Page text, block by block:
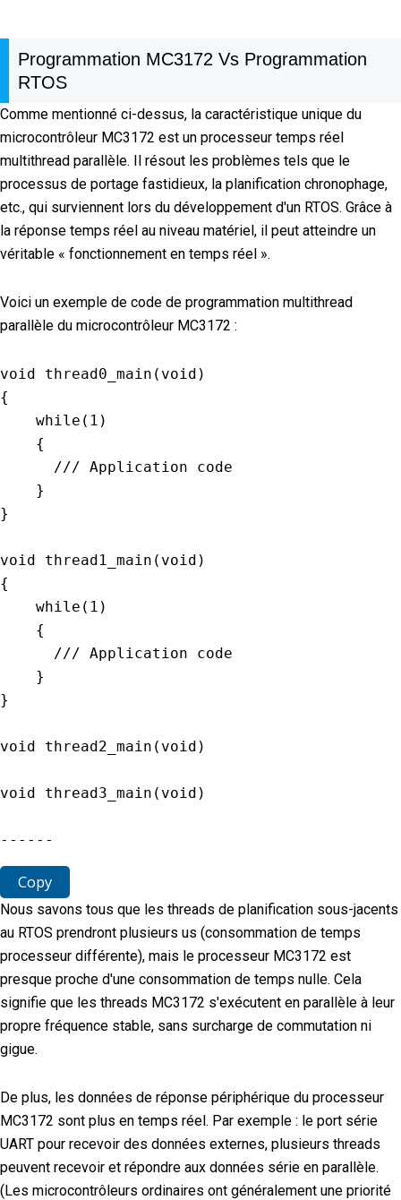
Programmation MC3172 Vs Programmation
RTOS
Comme mentionné ci-dessus, la caractéristique unique du
microcontrôleur MC3172 est un processeur temps réel
multithread parallèle. Il résout les problèmes tels que le
processus de portage fastidieux, la planification chronophage,
etc., qui surviennent lors du développement d'un RTOS. Grâce à
la réponse temps réel au niveau matériel, il peut atteindre un
véritable « fonctionnement en temps réel ».
Voici un exemple de code de programmation multithread
parallèle du microcontrôleur MC3172 :
void thread0_main ( void )
{
while ( 1 )
{
/// Application code
}
}
void thread1_main ( void )
{
while ( 1 )
{
/// Application code
}
}
void thread2_main ( void )
void thread3_main ( void )
-- -- --
Copy
Nous savons tous que les threads de planification sous-jacents
au RTOS prendront plusieurs us (consommation de temps
processeur différente), mais le processeur MC3172 est
presque proche d'une consommation de temps nulle. Cela
signifie que les threads MC3172 s'exécutent en parallèle à leur
propre fréquence stable, sans surcharge de commutation ni
gigue.
De plus, les données de réponse périphérique du processeur
MC3172 sont plus en temps réel. Par exemple : le port série
UART pour recevoir des données externes, plusieurs threads
peuvent recevoir et répondre aux données série en parallèle.
(Les microcontrôleurs ordinaires ont généralement une priorité